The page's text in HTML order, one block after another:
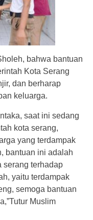
bahwa bantuan
Kota Serang
dan berharap
keluarga.
saat ini sedang
kota serang,
yang terdampak
bantuan ini adalah
serang terhadap
yaitu terdampak
semoga bantuan
Muslim